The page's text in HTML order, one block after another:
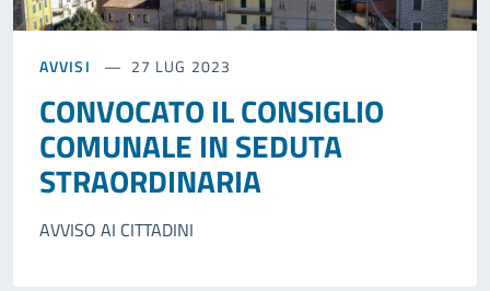
AVVISI 27 LUG 2023
CONVOCATO IL CONSIGLIO
COMUNALE IN SEDUTA
STRAORDINARIA
AVVISO AI CITTADINI